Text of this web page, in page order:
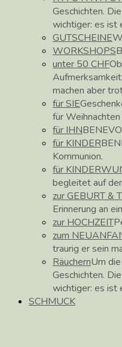
Geschichten.
wichtiger: es ist
GUTSCHEINE
WORKSHOPS
unter 50 CHF
machen aber
für SIE
für
für IHN
für KINDER
Kommunion.
für
begleitet auf
zur GEBURT &
Erinnerung an
zur HOCHZEIT
zum
traurig er sein
RäuchernUm
Geschichten.
wichtiger: es ist
SCHMUCK